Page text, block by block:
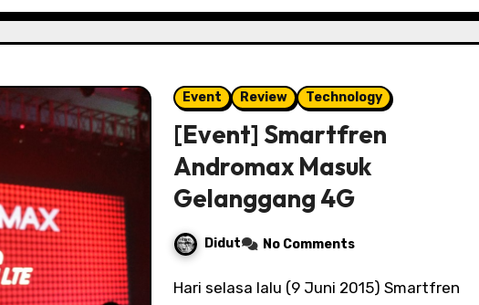
Event Review Technology
[Event] Smartfren
Andromax Masuk
Gelanggang 4G
Didut No Comments
Hari selasa lalu (9 Juni 2015) Smartfren